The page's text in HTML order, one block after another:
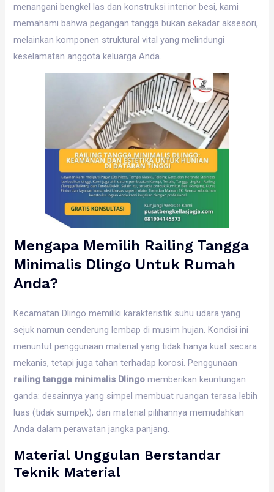
menangani bengkel las dan konstruksi interior besi, kami
memahami bahwa pegangan tangga bukan sekadar aksesori,
melainkan komponen struktural vital yang melindungi
keselamatan anggota keluarga Anda.
Mengapa Memilih Railing Tangga
Minimalis Dlingo Untuk Rumah
Anda?
Kecamatan Dlingo memiliki karakteristik suhu udara yang
sejuk namun cenderung lembap di musim hujan. Kondisi ini
menuntut penggunaan material yang tidak hanya kuat secara
mekanis, tetapi juga tahan terhadap korosi. Penggunaan
railing tangga minimalis Dlingo memberikan keuntungan
ganda: desainnya yang simpel membuat ruangan terasa lebih
luas (tidak sumpek), dan material pilihannya memudahkan
Anda dalam perawatan jangka panjang.
Material Unggulan Berstandar
Teknik Material